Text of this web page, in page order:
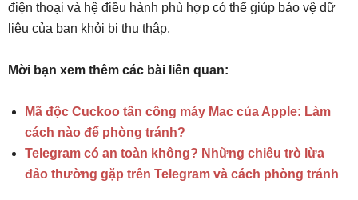
điện thoại và hệ điều hành phù hợp có thể giúp bảo vệ dữ
liệu của bạn khỏi bị thu thập.
Mời bạn xem thêm các bài liên quan:
Mã độc Cuckoo tấn công máy Mac của Apple: Làm
cách nào để phòng tránh?
Telegram có an toàn không? Những chiêu trò lừa
đảo thường gặp trên Telegram và cách phòng tránh